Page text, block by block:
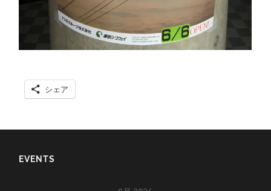
シェア
EVENTS